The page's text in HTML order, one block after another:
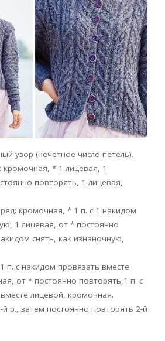
узор (нечетное число петель).
кромочная, * 1 лицевая, 1
повторять, 1 лицевая,
кромочная, * 1 п. с 1 накидом
1 лицевая, от * постоянно
снять, как изнаночную,
п. с накидом провязать вместе
от * постоянно повторять,1 п. с
лицевой, кромочная.
р., затем постоянно повторять 2-й